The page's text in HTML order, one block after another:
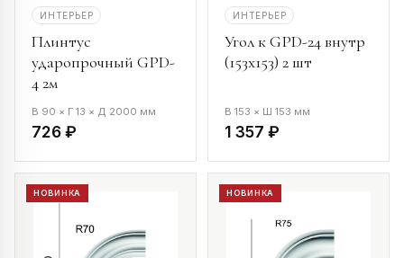
ИНТЕРЬЕР
Плинтус
ударопрочный GPD-
4 2м
В 90 × Г 13 × Д 2000 мм
726 ₽
ИНТЕРЬЕР
Угол к GPD-24 внутр
(153х153) 2 шт
В 153 × Ш 153 мм
1 357 ₽
НОВИНКА НОВИНКА